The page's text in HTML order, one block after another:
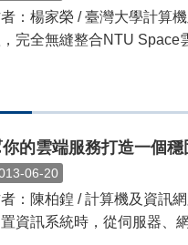
：楊家榮 / 臺灣大學計算
完全無縫整合NTU Space
的雲端服務打造一個穩
06-20
：陳柏鍠 / 計算機及資訊
資訊系統時，從伺服器、